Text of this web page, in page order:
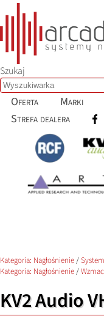
Szukaj
Oferta Marki
Strefa dealera
Kategoria: Nagłośnienie/
Kategoria: Nagłośnienie/
KV2 Audio